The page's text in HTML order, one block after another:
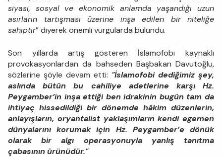
siyasi, sosyal ve ekonomik anlamda yaşandığı uzun
asırların tartışması üzerine inşa edilen bir niteliğe
sahiptir” diyerek önemli vurgularda bulundu.
Son yıllarda artış gösteren İslamofobi kaynaklı
provokasyonlardan da bahseden Başbakan Davutoğlu,
sözlerine şöyle devam etti: "İslamofobi dediğimiz şey,
aslında bütün bu cahiliye adetlerine karşı Hz.
Peygamber’in inşa ettiği ben idrakinin bugün tam da
ihtiyaç hissedildiği bir dönemde hâkim düzenlerin,
anlayışların, oryantalist yaklaşımların kendi egemen
dünyalarını korumak için Hz. Peygamber’e dönük
olarak bir algı operasyonuyla yanlış tanıtma
çabasının ürünüdür."